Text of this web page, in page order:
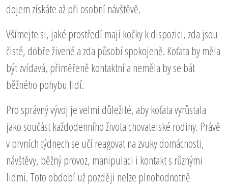
dojem získáte až při osobní návštěvě.
Všímejte si, jaké prostředí mají kočky k dispozici, zda jsou
čisté, dobře živené a zda působí spokojeně. Koťata by měla
být zvídavá, přiměřeně kontaktní a neměla by se bát
běžného pohybu lidí.
Pro správný vývoj je velmi důležité, aby koťata vyrůstala
jako součást každodenního života chovatelské rodiny. Právě
v prvních týdnech se učí reagovat na zvuky domácnosti,
návštěvy, běžný provoz, manipulaci i kontakt s různými
lidmi. Toto období už později nelze plnohodnotně